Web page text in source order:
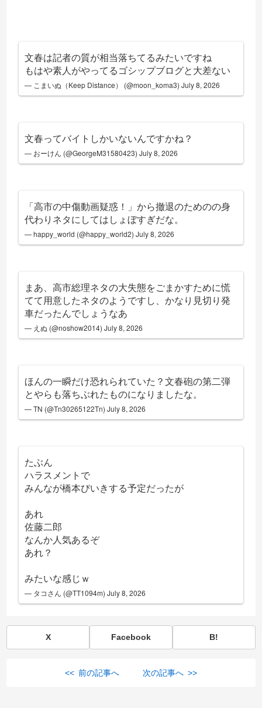
文春は記者の質が相当落ちてるみたいですね
もはや素人がやってるゴシップブログと大差ない
— こまいぬ（Keep Distance） (@moon_koma3)July 8, 2026
文春ってバイトしかいないんですかね？
— おーけん (@GeorgeM31580423)July 8, 2026
「高市の中傷動画疑惑！」から撤退のためのの身
代わりネタにしてはしょぼすぎだな。
— happy_world (@happy_world2)July 8, 2026
まあ、高市総理ネタの大失態をごまかすために慌
てて用意したネタのようですし、かなり見切り発
車だったんでしょうなあ
— えぬ (@noshow2014)July 8, 2026
ほんの一瞬だけ恐れられていた？文春砲の第二弾
とやらも落ちぶれたものになりましたな。
— TN (@Tn30265122Tn)July 8, 2026
たぶん
ハラスメントで
みんなが橋本びいきする予定だったが
あれ
佐藤二郎
なんか人気あるぞ
あれ？
みたいな感じｗ
— タコさん (@TT1094m)July 8, 2026
X Facebook B!
<< 前の記事へ 次の記事へ >>